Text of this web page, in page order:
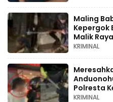
Maling
Kepergok
Malik
KRIMINAL
Polresta
KRIMINAL